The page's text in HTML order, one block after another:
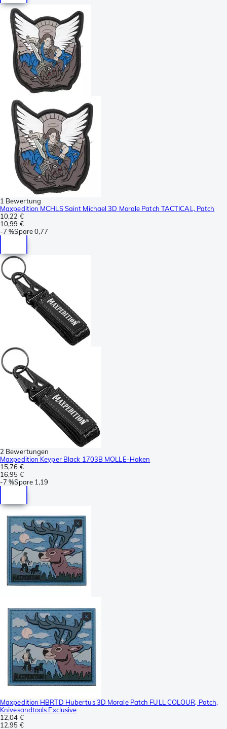
1 Bewertung
Maxpedition MCHLS Saint Michael 3D Morale Patch TACTICAL, Patch
10,22 €
10,99 €
-7 %Spare0,77
2 Bewertungen
Maxpedition Keyper Black 1703B MOLLE-Haken
15,76 €
16,95 €
-7 %Spare 1,19
Maxpedition HBRTD Hubertus 3D Morale Patch FULL COLOUR, Patch,
Knivesandtools Exclusive
12,04 €
12,95 €